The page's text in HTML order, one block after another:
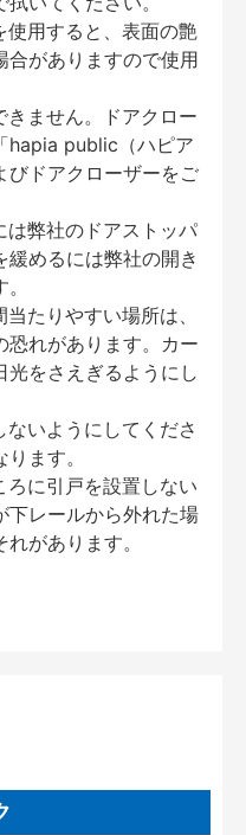
用すると、表面の艶
合がありますので使用
ません。ドアクロー
hapia public（ハピア
びドアクローザーをご
弊社のドアストッパ
めるには弊社の開き
たりやすい場所は、
恐れがあります。カー
光をさえぎるようにし
いようにしてくださ
ます。
に引戸を設置しない
下レールから外れた場
があります。